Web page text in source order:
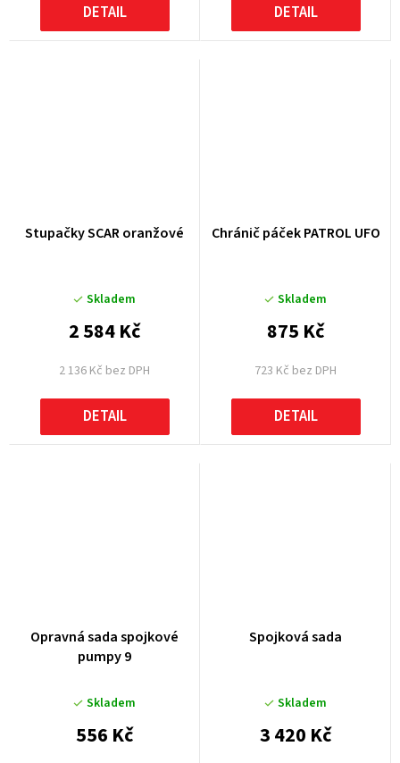
DETAIL DETAIL
Stupačky SCAR oranžové
Skladem
2 136 Kč bez DPH
2 584 Kč
DETAIL
Chránič páček PATROL UFO
Skladem
723 Kč bez DPH
875 Kč
DETAIL
Opravná sada spojkové
pumpy 9
Skladem
556 Kč
Spojková sada
Skladem
3 420 Kč